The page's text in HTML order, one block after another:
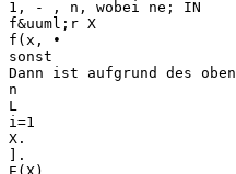
1, - , n, wobei ne; IN
f&uuml;r X
f(x, •
sonst
Dann ist aufgrund des
n
L
i=1
X.
].